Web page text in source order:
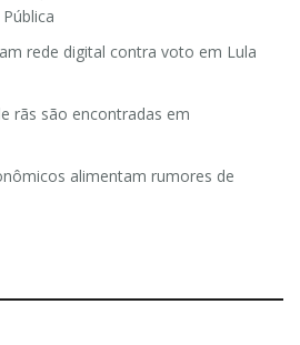
rede digital contra voto em Lula
rãs são encontradas em
alimentam rumores de